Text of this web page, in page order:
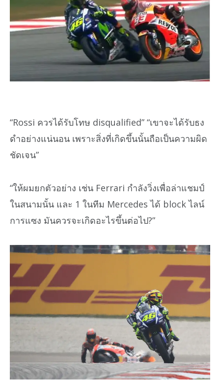
“Rossi ควรได้รับโทษ disqualified” “เขาจะได้รับธง
ดำอย่างแน่นอน เพราะสิ่งที่เกิดขึ้นนั้นถือเป็นความผิด
ชัดเจน”
“ให้ผมยกตัวอย่าง เช่น Ferrari กำลังวิ่งเพื่อล่าแชมป์
ในสนามนั้น และ 1 ในทีม Mercedes ได้ block ไลน์
การแซง มันควรจะเกิดอะไรขึ้นต่อไป?”